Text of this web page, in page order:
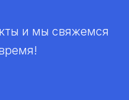
и мы свяжемся